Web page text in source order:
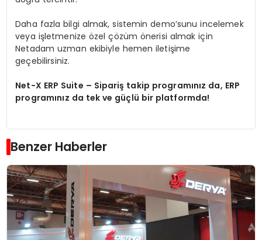
Daha fazla bilgi almak, sistemin demo’sunu incelemek
veya işletmenize özel çözüm önerisi almak için
Netadam uzman ekibiyle hemen iletişime
geçebilirsiniz.
Net-X ERP Suite – Sipariş takip programınız da, ERP
programınız da tek ve güçlü bir platformda!
Benzer Haberler